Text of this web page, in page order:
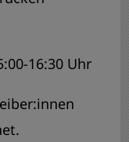
16:30 Uhr